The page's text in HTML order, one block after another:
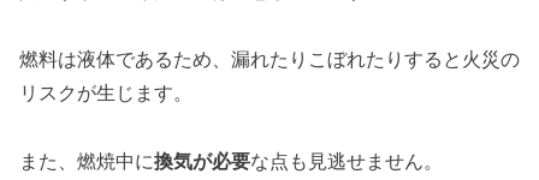
燃料は液体であるため、漏れたりこぼれたりすると火災の
リスクが生じます。
また、燃焼中に換気が必要な点も見逃せません。